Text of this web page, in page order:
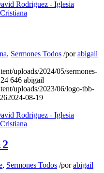
, Sermones Todos /porabigail
uploads/2024/05/sermones-
646 abigail
uploads/2023/06/logo-tbb-
2024-08-19
, Sermones Todos /porabigail